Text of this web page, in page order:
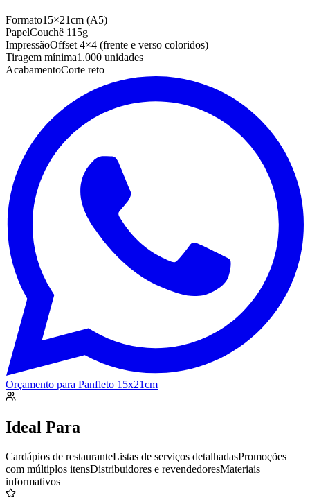
Formato15×21cm (A5)
PapelCouchê 115g
ImpressãoOffset 4×4 (frente e verso coloridos)
Tiragem mínima1.000 unidades
AcabamentoCorte reto
Orçamento para Panfleto 15x21cm
Ideal Para
Cardápios de restauranteListas de serviços detalhadasPromoções
com múltiplos itensDistribuidores e revendedoresMateriais
informativos